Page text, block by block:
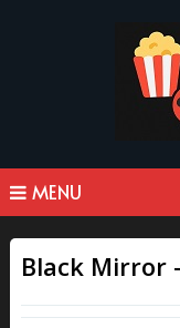
MENU
Black Mirror